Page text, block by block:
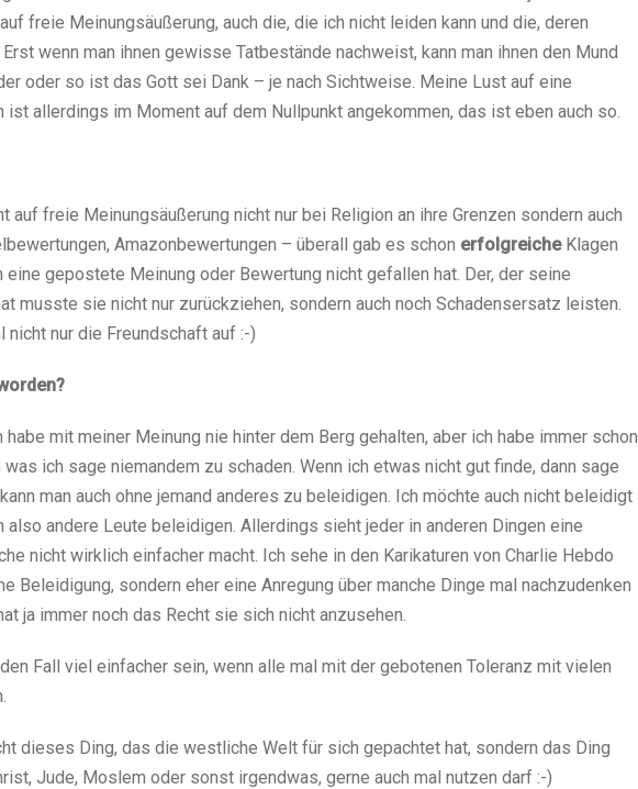
freie Meinungsäußerung, auch die, die ich nicht leiden kann und die, deren
wenn man ihnen gewisse Tatbestände nachweist, kann man ihnen den Mund
oder so ist das Gott sei Dank – je nach Sichtweise. Meine Lust auf eine
ist allerdings im Moment auf dem Nullpunkt angekommen, das ist eben auch so.
auf freie Meinungsäußerung nicht nur bei Religion an ihre Grenzen sondern auch
Amazonbewertungen – überall gab es schon erfolgreiche Klagen
eine gepostete Meinung oder Bewertung nicht gefallen hat. Der, der seine
musste sie nicht nur zurückziehen, sondern auch noch Schadensersatz leisten.
nicht nur die Freundschaft auf :-)
habe mit meiner Meinung nie hinter dem Berg gehalten, aber ich habe immer schon
ich sage niemandem zu schaden. Wenn ich etwas nicht gut finde, dann sage
man auch ohne jemand anderes zu beleidigen. Ich möchte auch nicht beleidigt
also andere Leute beleidigen. Allerdings sieht jeder in anderen Dingen eine
nicht wirklich einfacher macht. Ich sehe in den Karikaturen von Charlie Hebdo
Beleidigung, sondern eher eine Anregung über manche Dinge mal nachzudenken
ja immer noch das Recht sie sich nicht anzusehen.
Fall viel einfacher sein, wenn alle mal mit der gebotenen Toleranz mit vielen
dieses Ding, das die westliche Welt für sich gepachtet hat, sondern das Ding
Jude, Moslem oder sonst irgendwas, gerne auch mal nutzen darf :-)